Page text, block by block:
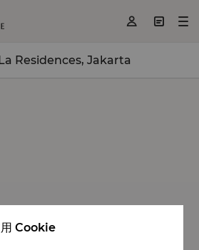
  
Residences, Jakarta
用 Cookie